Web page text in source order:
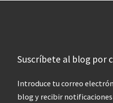
Suscríbete al blog por
Introduce tu correo
blog y recibir notificaciones